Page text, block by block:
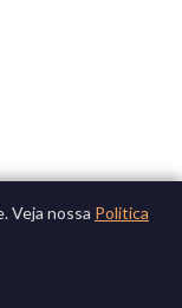
Veja nossa Politica